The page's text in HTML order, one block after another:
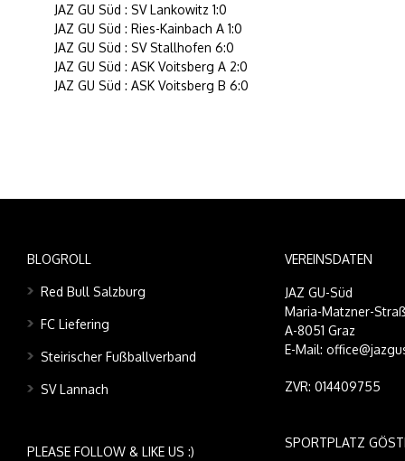
JAZ GU Süd : SV Lankowitz 1:0
JAZ GU Süd : Ries-Kainbach A 1:0
JAZ GU Süd : SV Stallhofen 6:0
JAZ GU Süd : ASK Voitsberg A 2:0
JAZ GU Süd : ASK Voitsberg B 6:0
BLOGROLL
Red Bull Salzburg
FC Liefering
Steirischer Fußballverband
SV Lannach
PLEASE FOLLOW & LIKE US :)
VEREINSDATEN
JAZ GU-Süd
Maria-Matzner-
A-8051 Graz
E-Mail:
ZVR: 014409755
SPORTPLATZ